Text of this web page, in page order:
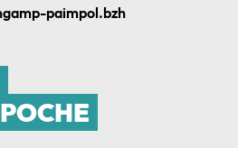
paimpol.bzh